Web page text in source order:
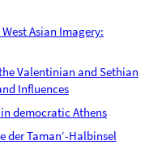
Asian Imagery:
Valentinian and Sethian
Influences
democratic Athens
der Taman‘-Halbinsel